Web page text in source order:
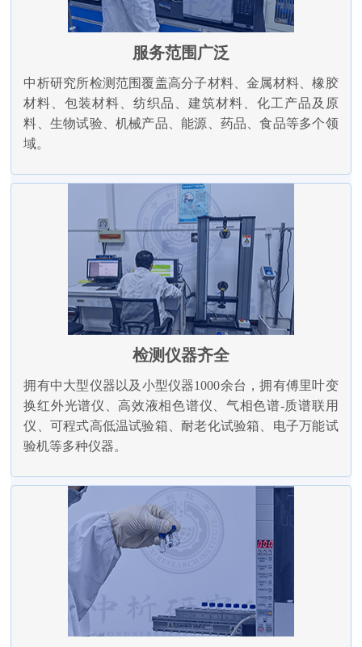
服务范围广泛
中析研究所检测范围覆盖高分子材料、金属材料、橡胶
材料、包装材料、纺织品、建筑材料、化工产品及原
料、生物试验、机械产品、能源、药品、食品等多个领
域。
检测仪器齐全
拥有中大型仪器以及小型仪器1000余台，拥有傅里叶变
换红外光谱仪、高效液相色谱仪、气相色谱-质谱联用
仪、可程式高低温试验箱、耐老化试验箱、电子万能试
验机等多种仪器。